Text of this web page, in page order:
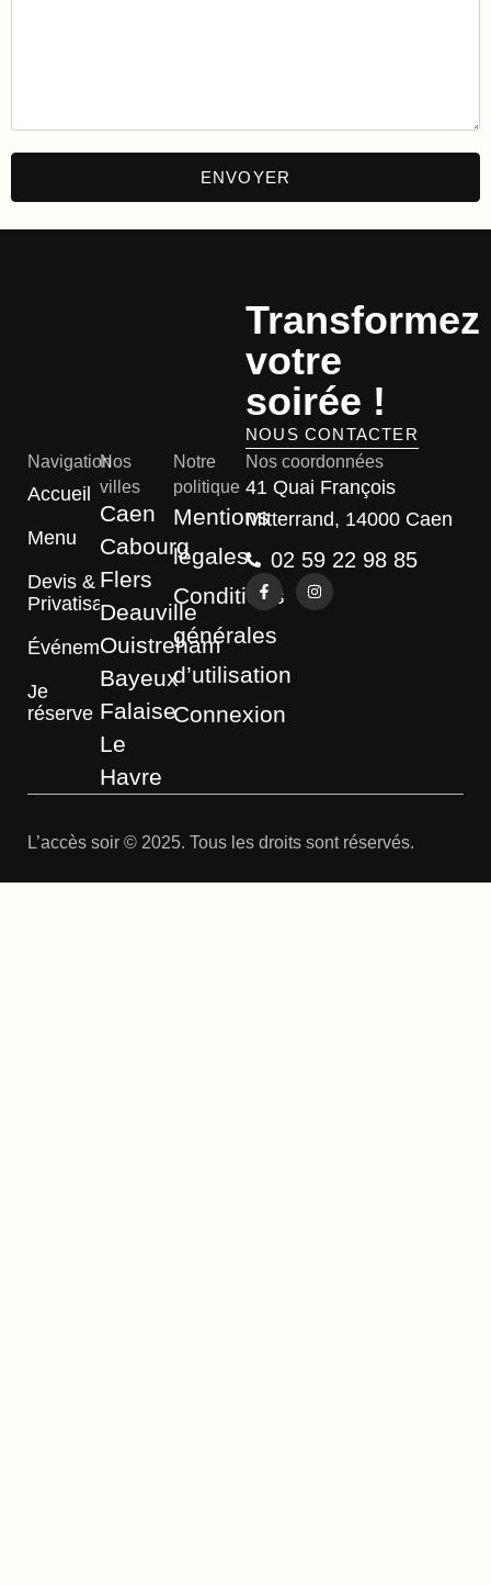
Transformez
votre
soirée !
NOUS CONTACTER
Navigation
Accueil
Menu
Devis &
Privatisation
Événements
Je
réserve
Nos
villes
Caen
Cabourg
Flers
Deauville
Ouistreham
Bayeux
Falaise
Le
Havre
Notre
politique
Mentions
légales
Conditions
générales
d’utilisation
Connexion
Nos coordonnées
41 Quai François
Mitterrand, 14000 Caen
02 59 22 98 85
L’accès soir © 2025. Tous les droits sont réservés.